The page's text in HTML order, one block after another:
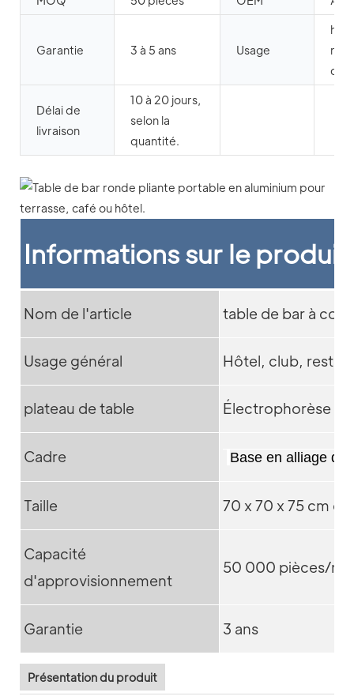
Garantie 3 à 5 ans Usage
Délai de
livraison
10 à 20 jours,
selon la
quantité.
Informations sur le produit
Nom de l'article table de bar à
Usage général Hôtel, club,
plateau de table Électrophorèse
Cadre Base en alliage
Taille 70 x 70 x 75 cm
Capacité
d'approvisionnement
50 000 pièces/
Garantie 3 ans
Présentation du produit